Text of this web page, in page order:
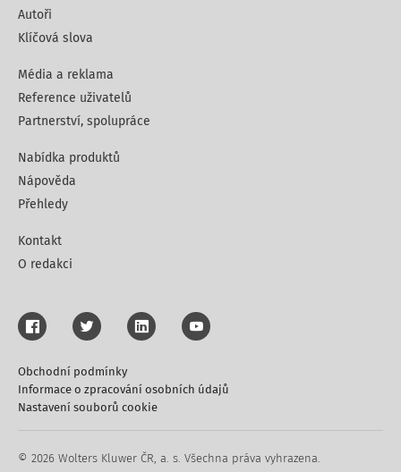
Autoři
Klíčová slova
Média a reklama
Reference uživatelů
Partnerství, spolupráce
Nabídka produktů
Nápověda
Přehledy
Kontakt
O redakci
© 2026 Wolters Kluwer ČR, a. s. Všechna práva vyhrazena.
Obchodní podmínky
Informace o zpracování osobních údajů
Nastavení souborů cookie